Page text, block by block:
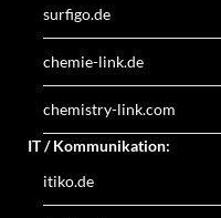
surfigo.de
chemie-link.de
chemistry-link.com
IT / Kommunikation:
itiko.de